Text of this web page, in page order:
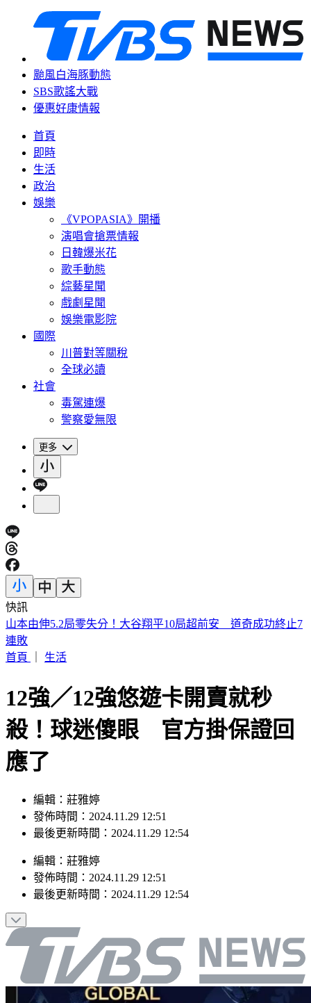
颱風白海豚動態
SBS歌謠大戰
優惠好康情報
首頁
即時
生活
政治
娛樂
《VPOPASIA》開播
演唱會搶票情報
日韓爆米花
歌手動態
綜藝星聞
戲劇星聞
娛樂電影院
國際
川普對等關稅
全球必讀
社會
毒駕連爆
警察愛無限
更多
快訊
濱海作戰區指揮部首次參訓！驗證近岸打擊、反制共軍登陸
首頁
12強／12強悠遊卡開賣就秒
殺！球迷傻眼 官方掛保證回
應了
發佈時間：2024.11.29 12:51
最後更新時間：2024.11.29 12:54
發佈時間：2024.11.29 12:51
最後更新時間：2024.11.29 12:54